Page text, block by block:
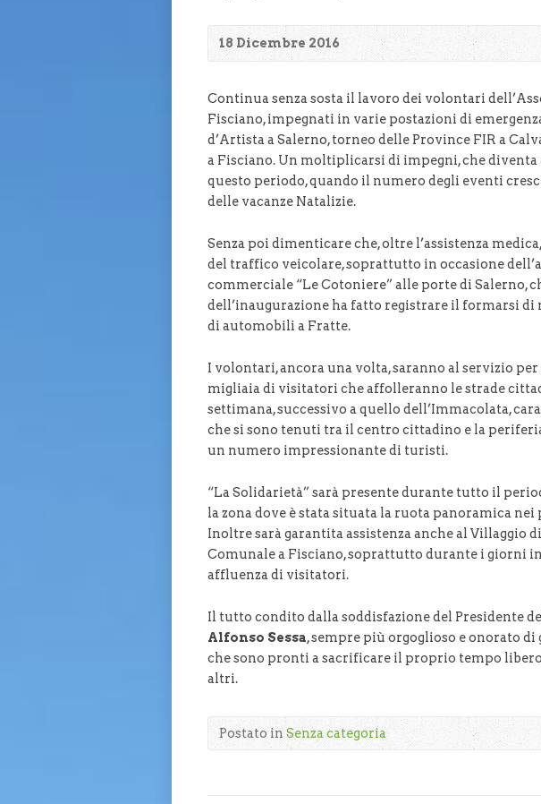
18 Dicembre 2016
Continua senza sosta il lavoro dei volontari
Fisciano, impegnati in varie postazioni di
d’Artista a Salerno, torneo delle Province FIR a
a Fisciano. Un moltiplicarsi di impegni, che
questo periodo, quando il numero degli eventi
delle vacanze Natalizie.
Senza poi dimenticare che, oltre l’assistenza
del traffico veicolare, soprattutto in occasione
commerciale “Le Cotoniere” alle porte di Salerno,
dell’inaugurazione ha fatto registrare il formarsi
di automobili a Fratte.
I volontari, ancora una volta, saranno al servizio
migliaia di visitatori che affolleranno le strade
settimana, successivo a quello dell’Immacolata,
che si sono tenuti tra il centro cittadino e la
un numero impressionante di turisti.
“La Solidarietà” sarà presente durante tutto il
la zona dove è stata situata la ruota panoramica nei
Inoltre sarà garantita assistenza anche al Villaggio
Comunale a Fisciano, soprattutto durante i giorni
affluenza di visitatori.
Il tutto condito dalla soddisfazione del Presidente
Alfonso Sessa, sempre più orgoglioso e onorato
che sono pronti a sacrificare il proprio tempo
altri.
Postato inSenza categoria